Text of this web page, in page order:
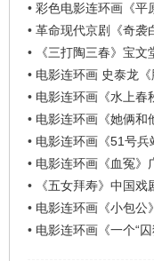
• 彩色电影连环画《平
• 革命现代京剧《奇袭
•
《三打陶三春》宝文
• 电影连环画 史泰龙
• 电影连环画《水上春
• 电影连环画《她俩和
• 电影连环画《51号
• 电影连环画《血冤》
•
《五女拜寿》中国
• 电影连环画《小包公
• 电影连环画《一个“